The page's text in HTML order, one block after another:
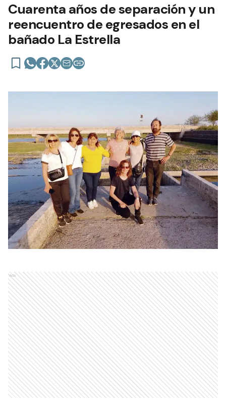
Cuarenta años de separación y un
reencuentro de egresados en el
bañado La Estrella
Ads